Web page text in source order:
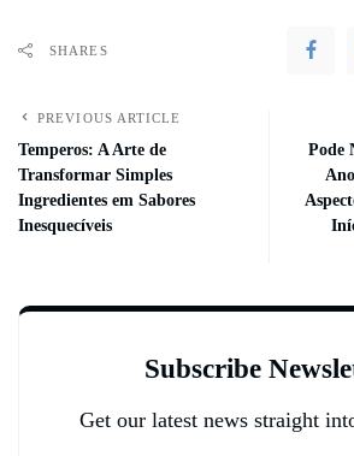
SHARES
PREVIOUS ARTICLE
Temperos: A Arte de
Transformar Simples
Ingredientes em Sabores
Inesquecíveis
Pode
Subscribe
Get our latest news straight